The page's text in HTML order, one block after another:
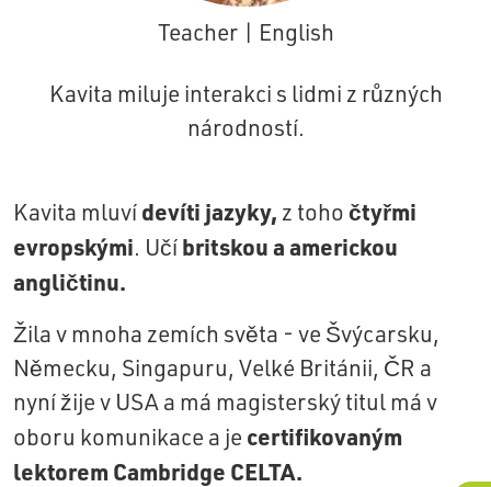
Teacher | English
Kavita miluje interakci s lidmi z různých
národností.
Kavita mluvídevíti jazyky, z tohočtyřmi
evropskými. Učíbritskou a americkou
angličtinu.
Žila v mnoha zemích světa - ve Švýcarsku,
Německu, Singapuru, Velké Británii, ČR a
nyní žije v USA a má magisterský titul má v
oboru komunikace a je certifikovaným
lektorem Cambridge CELTA.